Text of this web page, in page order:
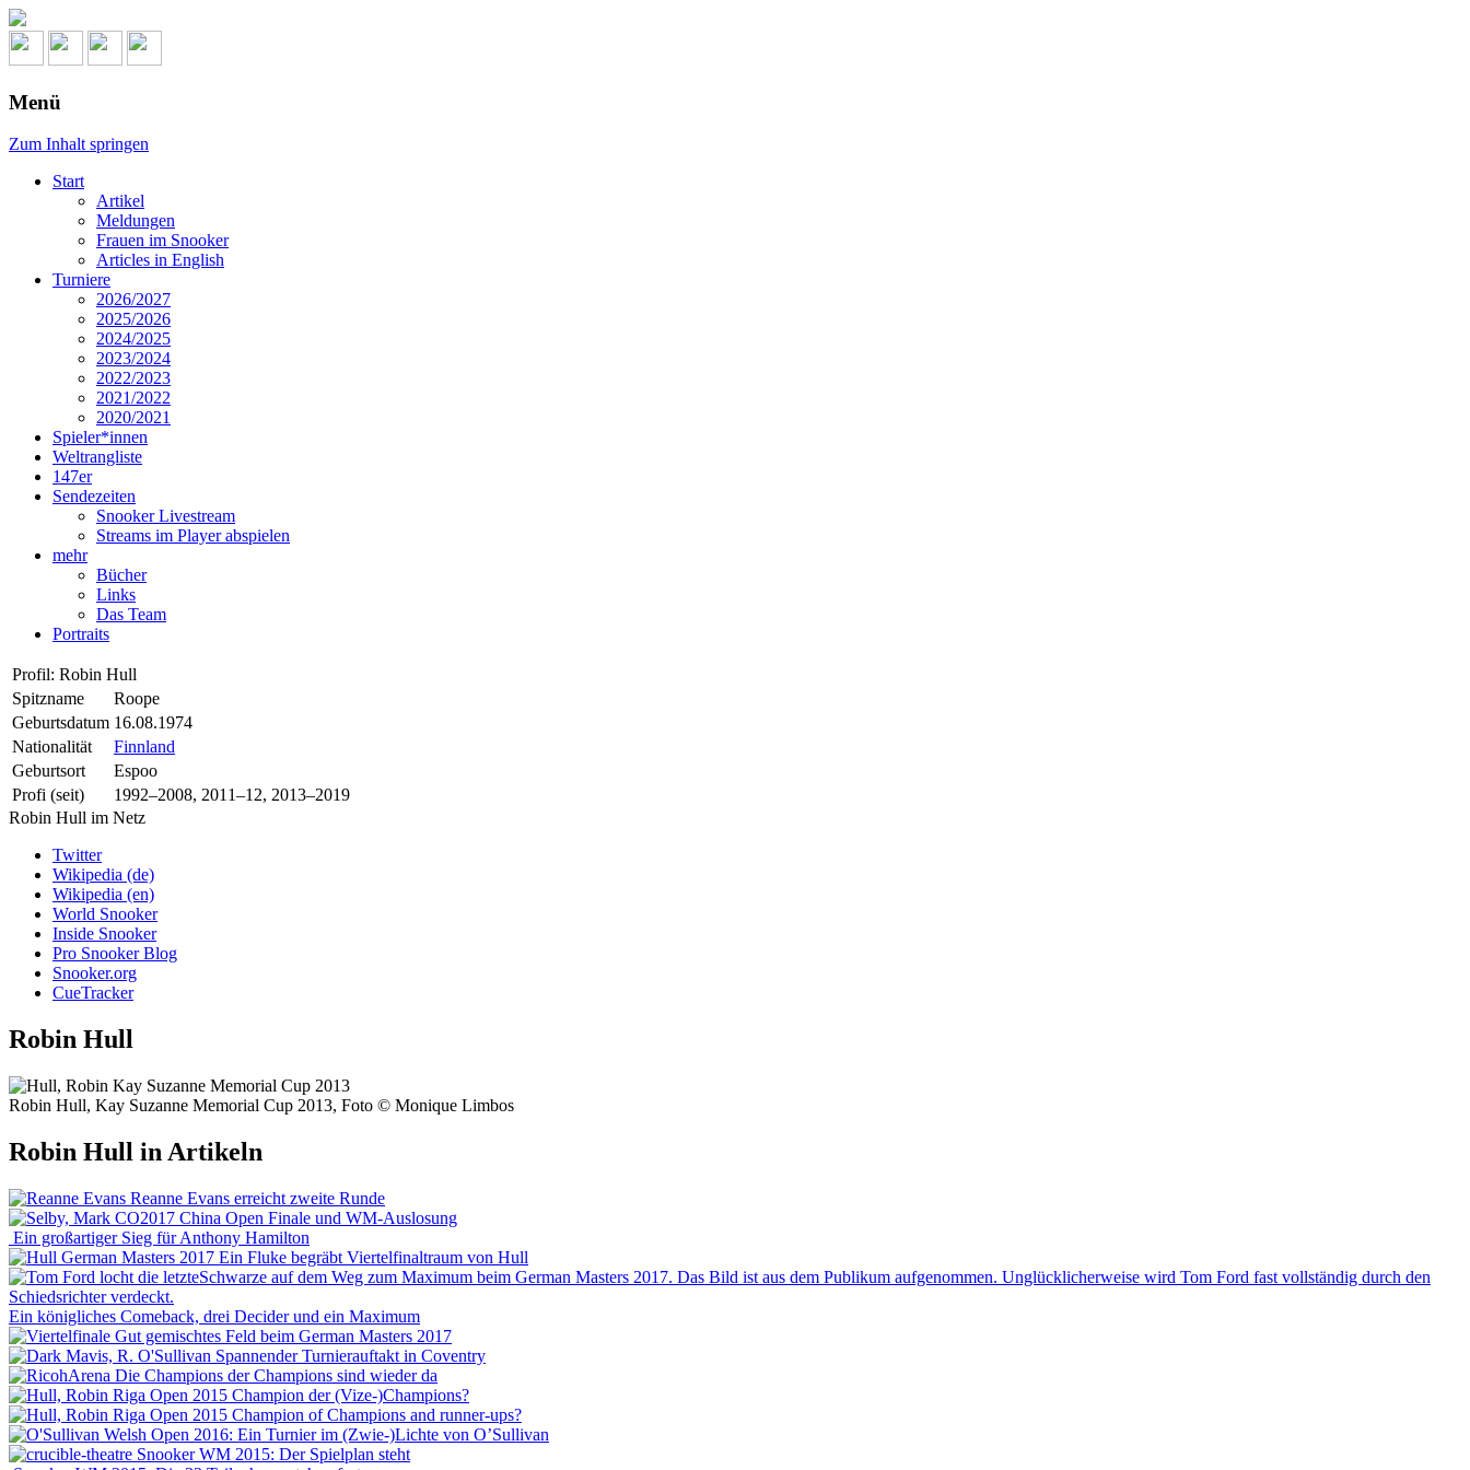
Menü
Zum Inhalt springen
Start
Artikel
Meldungen
Frauen im Snooker
Articles in English
Turniere
2026/2027
2025/2026
2024/2025
2023/2024
2022/2023
2021/2022
2020/2021
Spieler*innen
Weltrangliste
147er
Sendezeiten
Snooker Livestream
Streams im Player abspielen
mehr
Bücher
Links
Das Team
Portraits
Profil: Robin Hull
Spitzname
Roope
Geburtsdatum 16.08.1974
Nationalität
Finnland
Geburtsort
Espoo
Profi (seit)
1992–2008, 2011–12, 2013–2019
Robin Hull im Netz
Twitter
Wikipedia (de)
Wikipedia (en)
World Snooker
Inside Snooker
Pro Snooker Blog
Snooker.org
CueTracker
Robin Hull
Robin Hull, Kay Suzanne Memorial Cup 2013, Foto © Monique Limbos
Robin Hull in Artikeln
Reanne Evans erreicht zweite Runde
China Open Finale und WM-Auslosung
Ein großartiger Sieg für Anthony Hamilton
Ein Fluke begräbt Viertelfinaltraum von Hull
Ein königliches Comeback, drei Decider und ein Maximum
Gut gemischtes Feld beim German Masters 2017
Spannender Turnierauftakt in Coventry
Die Champions der Champions sind wieder da
Champion der (Vize-)Champions?
Champion of Champions and runner-ups?
Welsh Open 2016: Ein Turnier im (Zwie-)Lichte von O’Sullivan
Snooker WM 2015: Der Spielplan steht